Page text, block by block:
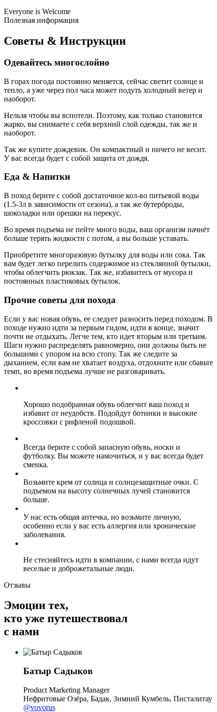
Everyone is Welcome
Полезная информация
Советы & Инструкции
Одевайтесь многослойно
В горах погода постоянно меняется, сейчас светит солнце и
тепло, а уже через пол часа может подуть холодный ветер и
наоборот.
Нельзя чтобы вы вспотели. Поэтому, как только становится
жарко, вы снимаете с себя верхний слой одежды, так же и
наоборот.
Так же купите дождевик. Он компактный и ничего не весит.
У вас всегда будет с собой защита от дождя.
Еда & Напитки
В поход берите с собой достаточное кол-во питьевой воды
(1.5-3л в зависимости от сезона), а так же бутерброды,
шоколадки или орешки на перекус.
Во время подъема не пейте много воды, ваш организм начнёт
больше терять жидкости с потом, а вы больше уставать.
Приобретите многоразовую бутылку для воды или сока. Так
вам будет легко перелить содержимое из стеклянной бутылки,
чтобы облегчить рюкзак. Так же, избавитесь от мусора и
постоянных пластиковых бутылок.
Прочие советы для похода
Если у вас новая обувь, ее следует разносить перед походом. В
походе нужно идти за первым гидом, идти в конце, значит
почти не отдыхать. Легче тем, кто идет вторым или третьим.
Шаги нужно распределять равномерно, они должны быть не
большими с упором на всю стопу. Так же следите за
дыханием, если вам не хватает воздуха, отдохните или сбавьте
темп, во время подъема лучше не разговаривать.
Хорошо подобранная обувь облегчит ваш поход и
избавит от неудобств. Подойдут ботинки и высокие
кросcовки с рифленой подошвой.
Всегда берите с собой запасную обувь, носки и
футболку. Вы можете намочиться, и у вас всегда будет
сменка.
Возьмите крем от солнца и солнцезащитные очки. С
подъемом на высоту солнечных лучей становится
больше.
У нас есть общая аптечка, но возьмите личную,
особенно если у вас есть аллергия или хронические
заболевания.
Не стесняйтесь идти в компании, с нами всегда идут
веселые и доброжетальные люди.
Отзывы
Эмоции тех,
кто уже путешествовал
с нами
Батыр Садыков
Product Marketing Manager
Нефритовые Озёра, Бадак, Зимний Кумбель, Писталитау
@vovorus